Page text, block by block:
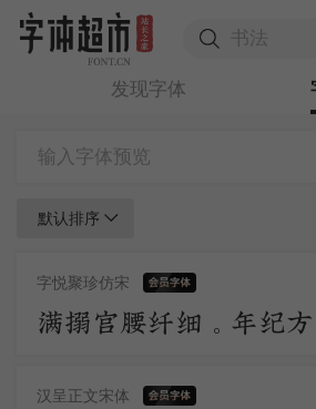
发现字体
默认排序
字悦聚珍仿宋
汉呈正文宋体